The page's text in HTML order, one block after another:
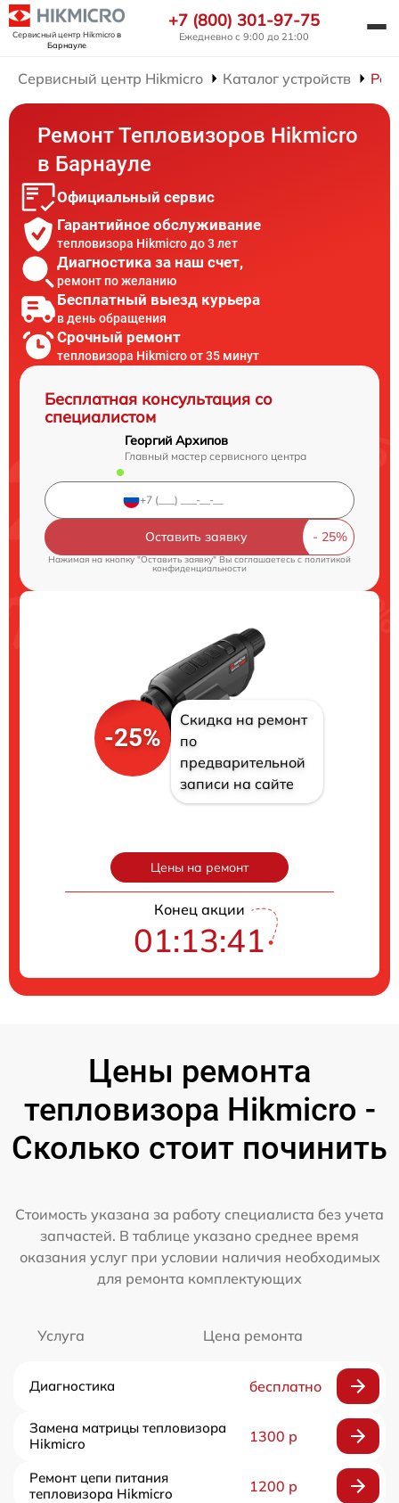
Сервисный центр Hikmicroв
Барнауле
+7 (800) 301-97-75
Ежедневно с 9:00 до 21:00
Сервисный центр Hikmicro Каталог устройств
Ремонт Тепловизоров Hikmicro
в Барнауле
Официальный сервис
Гарантийное обслуживание
тепловизора Hikmicro до 3 лет
Диагностика за наш счет,
ремонт по желанию
Бесплатный выезд курьера
в день обращения
Срочный ремонт
тепловизора Hikmicro от 35 минут
Бесплатная консультация со
специалистом
Георгий Архипов
Главный мастер сервисного центра
Оставить заявку
Нажимая на кнопку "Оставить заявку" Вы соглашаетесь cполитикой
конфиденциальности
-25%
Скидка на ремонт
по
предварительной
записи на сайте
Цены на ремонт
Конец акции
01:13:40
Цены ремонта
тепловизора Hikmicro -
Сколько стоит починить
Стоимость указана за работу специалиста без учета
запчастей. В таблице указано среднее время
оказания услуг при условии наличия необходимых
для ремонта комплектующих
Услуга Цена ремонта
Диагностика бесплатно
Замена матрицы тепловизора
Hikmicro
1300 р
Ремонт цепи питания
тепловизора Hikmicro
1200 р